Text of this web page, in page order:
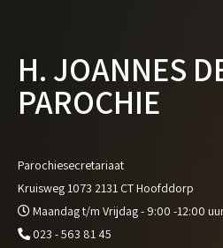
H. JOANNES
PAROCHIE
Parochiesecretariaat
Kruisweg 1073 2131 CT Hoofddorp
Maandag t/m Vrijdag - 9:00 -12:00
023 - 563 81 45